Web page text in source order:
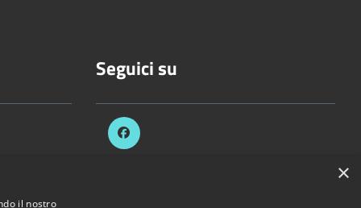
Seguici su
×
il nostro